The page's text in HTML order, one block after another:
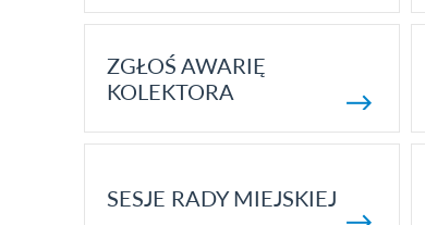
ZGŁOŚ AWARIĘ
KOLEKTORA
SESJE RADY MIEJSKIEJ